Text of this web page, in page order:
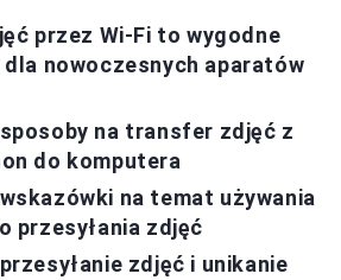
przez Wi-Fi to wygodne
nowoczesnych aparatów
na transfer zdjęć z
do komputera
na temat używania
przesyłania zdjęć
zdjęć i unikanie